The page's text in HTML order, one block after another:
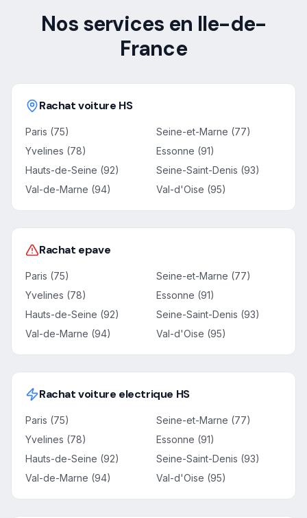
Nos services en Ile-de-
France
Rachat voiture HS
Paris (75)
Seine-et-Marne (77)
Yvelines (78)
Essonne (91)
Hauts-de-Seine (92)
Seine-Saint-Denis (93)
Val-de-Marne (94)
Val-d'Oise (95)
Rachat epave
Paris (75)
Seine-et-Marne (77)
Yvelines (78)
Essonne (91)
Hauts-de-Seine (92)
Seine-Saint-Denis (93)
Val-de-Marne (94)
Val-d'Oise (95)
Rachat voiture electrique HS
Paris (75)
Seine-et-Marne (77)
Yvelines (78)
Essonne (91)
Hauts-de-Seine (92)
Seine-Saint-Denis (93)
Val-de-Marne (94)
Val-d'Oise (95)